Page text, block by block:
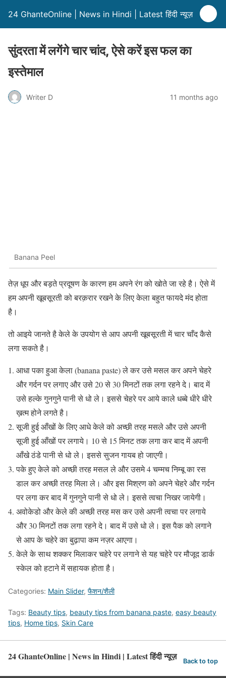
24 GhanteOnline | News in Hindi | Latest हिंदी न्यूज़
सुंदरता में लगेंगे चार चांद, ऐसे करें इस फल का
इस्तेमाल
Writer D 11 months ago
Banana Peel
तेज़ धूप और बड़ते प्रदूषण के कारण हम अपने रंग को खोते जा रहे है। ऐसे में
हम अपनी खूबसूरती को बरक़रार रखने के लिए केला बहुत फायदे मंद होता
है।
तो आइये जानते है केले के उपयोग से आप अपनी खूबसूरती में चार चाँद कैसे
लगा सकते है।
आधा पका हुआ केला (banana paste) ले कर उसे मसल कर अपने चेहरे
और गर्दन पर लगाए और उसे 20 से 30 मिनटों तक लगा रहने दे। बाद में
उसे हल्के गुनगुने पानी से धो ले। इससे चेहरे पर आये काले धब्बे धीरे धीरे
ख़त्म होने लगते है।
सूजी हुई आँखों के लिए आधे केले को अच्छी तरह मसले और उसे अपनी
सूजी हुई आँखों पर लगाये। 10 से 15 मिनट तक लगा कर बाद में अपनी
आँखे ठंडे पानी से धो ले। इससे सुजन गायब हो जाएगी।
पके हुए केले को अच्छी तरह मसल ले और उसमे 4 चम्मच निम्बू का रस
डाल कर अच्छी तरह मिला ले। और इस मिश्रण को अपने चेहरे और गर्दन
पर लगा कर बाद में गुनगुने पानी से धो ले। इससे त्वचा निखर जायेगी।
अवोकेडो और केले की अच्छी तरह मस कर उसे अपनी त्वचा पर लगाये
और 30 मिनटों तक लगा रहने दे। बाद में उसे धो ले। इस पैक को लगाने
से आप के चहेरे का बुढ़ापा कम नज़र आएगा।
केले के साथ शक्कर मिलाकर चहेरे पर लगाने से यह चहेरे पर मौजूद डार्क
स्केल को हटाने में सहायक होता है।
Categories: Main Slider, फैशन/शैली
Tags: Beauty tips, beauty tips from banana paste, easy beauty
tips, Home tips, Skin Care
24 GhanteOnline | News in Hindi | Latest हिंदी न्यूज़ Back to top